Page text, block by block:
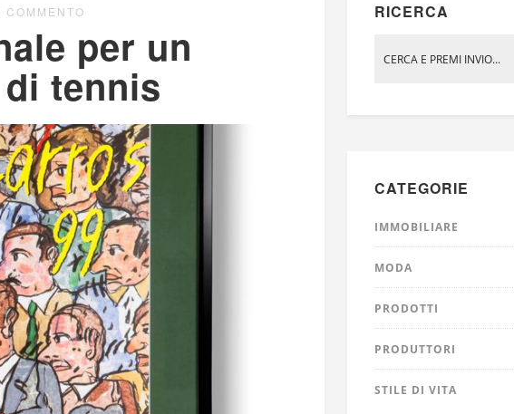
COMMENTO
per un
tennis
RICERCA
CATEGORIE
IMMOBILIARE
MODA
PRODOTTI
PRODUTTORI
STILE DI VITA